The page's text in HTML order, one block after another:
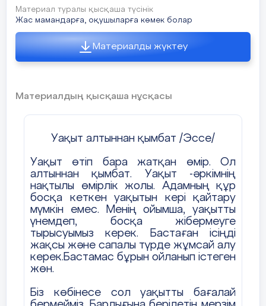
кәпірдің
Күшті болған
салдары-ай!
2. Аллитерация. Ассонанс. Риторикалық
3. Қос нүкте. Мысалдар келтір.
4. Сөйлемге толық (асты сызылған сөзге
сөз құрамына, лексикалық, фонетикалық)
талдау жаса.
Алыстан көрінетін қызыл қоңыр мұнара
ханымның көзіне оттайбасылды.
5. «Күтімі жаман ағаштың,
Бітімі де жаман» дегенді қалай
түсінесің? Өз ойыңды ойтолғау түрінде
Материал туралы қысқаша түсінік
Жас мамандарға, оқушыларға көмек болар
Материалды жүктеу
Материалдың қысқаша нұсқасы
Уақыт алтыннан қымбат /Эссе/
Уақыт өтіп бара жатқан өмір. Ол
алтыннан қымбат. Уақыт -әркімнің
нақтылы өмірлік жолы. Адамның құр
босқа кеткен уақытын кері қайтару
мүмкін емес. Менің ойымша, уақытты
үнемдеп, босқа жібермеуге
тырысуымыз керек. Бастаған ісіңді
жақсы және сапалы түрде жұмсай алу
керек.Бастамас бұрын ойланып істеген
жөн.
Біз көбінесе сол уақытты бағалай